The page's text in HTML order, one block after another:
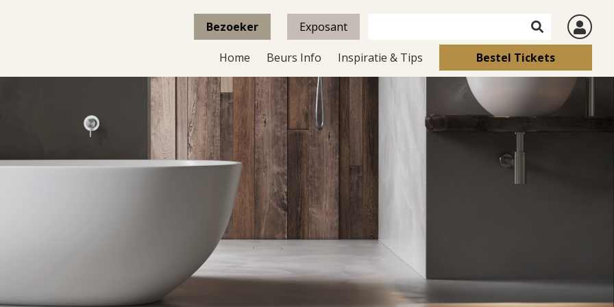
Bezoeker Exposant
Home Beurs Info Inspiratie & Tips Bestel Tickets